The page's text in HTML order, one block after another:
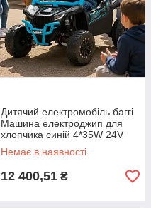
Дитячий електромобіль баггі
Машина електроджип для
хлопчика синій 4*35W 24V
4х4 EVA світло звук у наборі
подарунок
Немає в наявності
12 400,51 ₴